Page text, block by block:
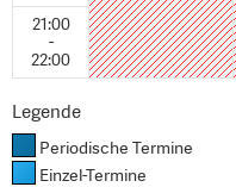
21:00
-
22:00
Legende
Periodische Termine
Einzel-Termine